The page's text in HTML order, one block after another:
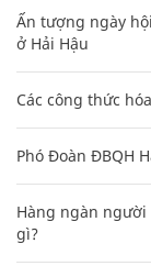
Ấn tượng ngày
ở Hải Hậu
Các công thức
Phó Đoàn ĐBQH
Hàng ngàn người
gì?